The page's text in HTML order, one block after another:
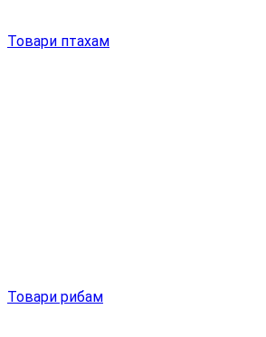
Товари птахам
Товари рибам